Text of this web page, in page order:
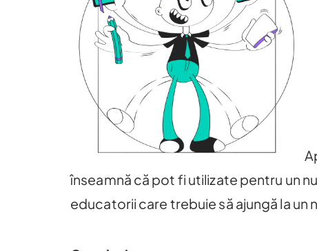
înseamnă că pot fi utilizate pentru un
educatorii care trebuie să ajungă la